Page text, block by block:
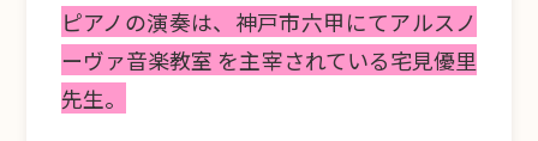
ピアノの演奏は、神戸市六甲にてアルスノ
ーヴァ音楽教室 を主宰されている宅見優里
先生。